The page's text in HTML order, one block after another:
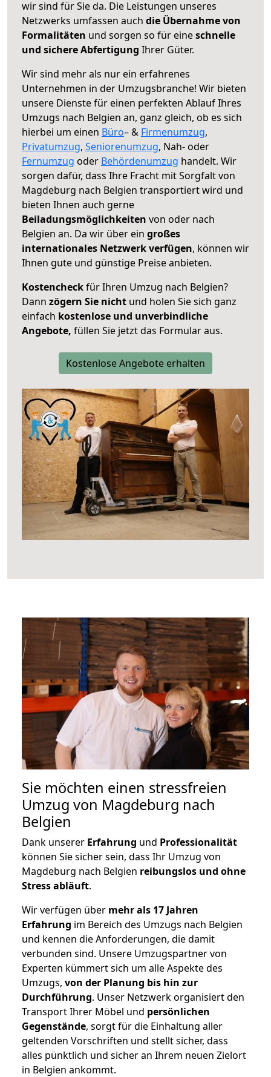
wir sind für Sie da. Die Leistungen unseres
Netzwerks umfassen auch die Übernahme von
Formalitäten und sorgen so für eineschnelle
und sichere Abfertigung Ihrer Güter.
Wir sind mehr als nur ein erfahrenes
Unternehmen in der Umzugsbranche! Wir bieten
unsere Dienste für einen perfekten Ablauf Ihres
Umzugs nach Belgien an, ganz gleich, ob es sich
hierbei um einen Büro– & Firmenumzug,
Privatumzug, Seniorenumzug, Nah- oder
Fernumzug oder Behördenumzug handelt. Wir
sorgen dafür, dass Ihre Fracht mit Sorgfalt von
Magdeburg nach Belgien transportiert wird und
bieten Ihnen auch gerne
Beiladungsmöglichkeiten von oder nach
Belgien an. Da wir über ein großes
internationales Netzwerk verfügen, können wir
Ihnen gute und günstige Preise anbieten.
Kostencheckfür Ihren Umzug nach Belgien?
Dann zögern Sie nicht und holen Sie sich ganz
einfach kostenlose und unverbindliche
Angebote, füllen Sie jetzt das Formular aus.
Kostenlose Angebote erhalten
Sie möchten einen stressfreien
Umzug von Magdeburg nach
Belgien
Dank unserer Erfahrung und Professionalität
können Sie sicher sein, dass Ihr Umzug von
Magdeburg nach Belgien reibungslos und ohne
Stress abläuft.
Wir verfügen über mehr als 17 Jahren
Erfahrung im Bereich des Umzugs nach Belgien
und kennen die Anforderungen, die damit
verbunden sind. Unsere Umzugspartner von
Experten kümmert sich um alle Aspekte des
Umzugs, von der Planung bis hin zur
Durchführung. Unser Netzwerk organisiert den
Transport Ihrer Möbel und persönlichen
Gegenstände, sorgt für die Einhaltung aller
geltenden Vorschriften und stellt sicher, dass
alles pünktlich und sicher an Ihrem neuen Zielort
in Belgien ankommt.